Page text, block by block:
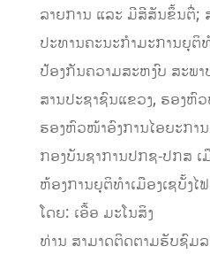
ລາຍການ ແລະ ມີສີສັນຂຶ້ນຕື່;
ປະທານຄະນະກຳມະການຍຸຕິ
ປ້ອງກັນຄວາມສະຫງົບ ສະພ
ສານປະຊາຊົນແຂວງ, ຮອງຫົ
ຮອງຫົວໜ້າອົງການໄອຍະກາ
ກອງບັນຊາການປກຊ-ປກສ ເ
ຫ້ອງການຍຸຕິທໍາເມືອງເຊບັ້ງໄ
ໂດຍ: ເອື້ອ ມະໂນສິງ
ທ່ານ ສາມາດຕິດຕາມຮັບຊົມ